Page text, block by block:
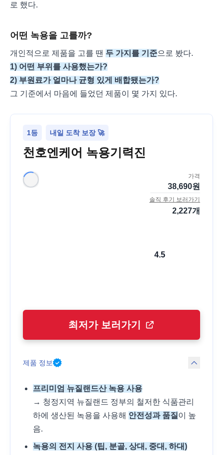
로 했다.
어떤 녹용을 고를까?
개인적으로 제품을 고를 땐 두 가지를 기준으로 봤다.
1) 어떤 부위를 사용했는가?
2) 부원료가 얼마나 균형 있게 배합됐는가?
그 기준에서 마음에 들었던 제품이 몇 가지 있다.
1등 내일 도착 보장 🚀
천호엔케어 녹용기력진
가격
38,690원
솔직 후기 보러가기
2,227개
4.5
최저가 보러가기
제품 정보
프리미엄 뉴질랜드산 녹용 사용
→ 청정지역 뉴질랜드 정부의 철저한 식품관리
하에 생산된 녹용을 사용해 안전성과 품질 이 높
음.
녹용의 전지 사용 (팁, 분골, 상대, 중대, 하대)